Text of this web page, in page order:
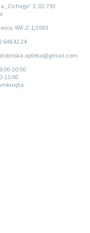
„Cichego” 3, 02-793
WIF.Z-1/2003
648 42 24
20:00
15:00